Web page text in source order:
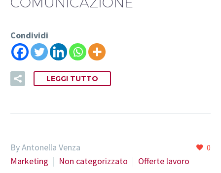
Condividi
LEGGI TUTTO
0
By Antonella Venza
Marketing
Non categorizzato Offerte lavoro